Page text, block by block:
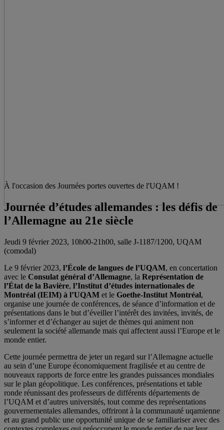
À l'occasion des Journées portes ouvertes de l'UQAM !
Journée d’études allemandes : les défis de
l’Allemagne au 21e siècle
Jeudi 9 février 2023, 10h00-21h00, salle J-1187/1200, UQAM
(comodal)
Le 9 février 2023, l’École de langues de l’UQAM, en concertation
avec le Consulat général d’Allemagne, la Représentation de
l’État de la Bavière, l’Institut d’études internationales de
Montréal (IEIM) à l’UQAM et le Goethe-Institut Montréal,
organise une journée de conférences, de séance d’information et de
présentations dans le but d’éveiller l’intérêt des invitées, invités, de
s’informer et d’échanger au sujet de thèmes qui animent non
seulement la société allemande mais qui affectent aussi l’Europe et le
monde entier.
Cette journée permettra de jeter un regard sur l’Allemagne actuelle
au sein d’une Europe économiquement fragilisée et au centre de
nouveaux rapports de force entre les grandes puissances mondiales
sur le plan géopolitique. Les conférences, présentations et table
ronde réunissant des professeurs de différents départements de
l’UQAM et d’autres universités, tout comme des représentations
gouvernementales allemandes, offriront à la communauté uqamienne
et au grand public une opportunité unique de se familiariser avec des